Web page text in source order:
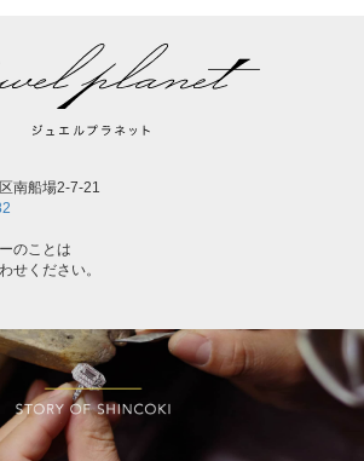
南船場2-7-21
のことは
せください。